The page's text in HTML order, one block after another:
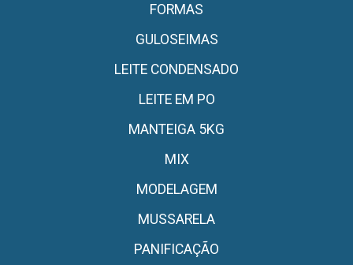
FORMAS
GULOSEIMAS
LEITE CONDENSADO
LEITE EM PO
MANTEIGA 5KG
MIX
MODELAGEM
MUSSARELA
PANIFICAÇÃO